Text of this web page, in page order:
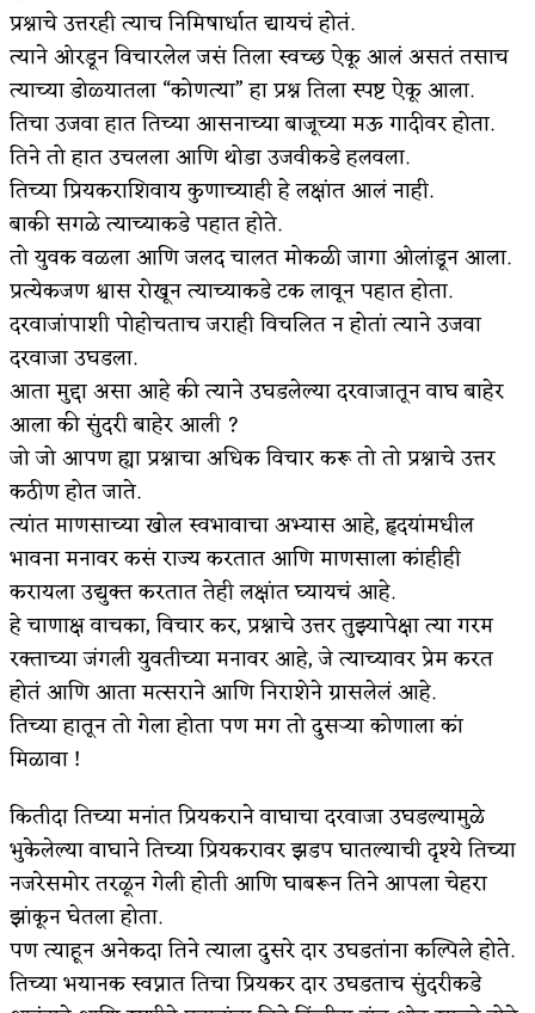
प्रश्नाचे उत्तरही त्याच निमिषार्धात द्यायचं होतं.
त्याने ओरडून विचारलेल जसं तिला स्वच्छ ऐकू आलं असतं तसाच
त्याच्या डोळ्यातला “कोणत्या” हा प्रश्न तिला स्पष्ट ऐकू आला.
तिचा उजवा हात तिच्या आसनाच्या बाजूच्या मऊ गादीवर होता.
तिने तो हात उचलला आणि थोडा उजवीकडे हलवला.
तिच्या प्रियकराशिवाय कुणाच्याही हे लक्षांत आलं नाही.
बाकी सगळे त्याच्याकडे पहात होते.
तो युवक वळला आणि जलद चालत मोकळी जागा ओलांडून आला.
प्रत्येकजण श्वास रोखून त्याच्याकडे टक लावून पहात होता.
दरवाजांपाशी पोहोचताच जराही विचलित न होतां त्याने उजवा
दरवाजा उघडला.
आता मुद्दा असा आहे की त्याने उघडलेल्या दरवाजातून वाघ बाहेर
आला की सुंदरी बाहेर आली ?
जो जो आपण ह्या प्रश्नाचा अधिक विचार करू तो तो प्रश्नाचे उत्तर
कठीण होत जाते.
त्यांत माणसाच्या खोल स्वभावाचा अभ्यास आहे, हृदयांमधील
भावना मनावर कसं राज्य करतात आणि माणसाला कांहीही
करायला उद्युक्त करतात तेही लक्षांत घ्यायचं आहे.
हे चाणाक्ष वाचका, विचार कर, प्रश्नाचे उत्तर तुझ्यापेक्षा त्या गरम
रक्ताच्या जंगली युवतीच्या मनावर आहे, जे त्याच्यावर प्रेम करत
होतं आणि आता मत्सराने आणि निराशेने ग्रासलेलं आहे.
तिच्या हातून तो गेला होता पण मग तो दुसऱ्या कोणाला कां
मिळावा !
कितीदा तिच्या मनांत प्रियकराने वाघाचा दरवाजा उघडल्यामुळे
भुकेलेल्या वाघाने तिच्या प्रियकरावर झडप घातल्याची दृश्ये तिच्या
नजरेसमोर तरळून गेली होती आणि घाबरून तिने आपला चेहरा
झांकून घेतला होता.
पण त्याहून अनेकदा तिने त्याला दुसरे दार उघडतांना कल्पिले होते.
तिच्या भयानक स्वप्नात तिचा प्रियकर दार उघडताच सुंदरीकडे